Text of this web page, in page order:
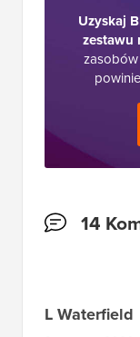
Uzyskaj
zestawu
Interakcje
14
L Waterfield